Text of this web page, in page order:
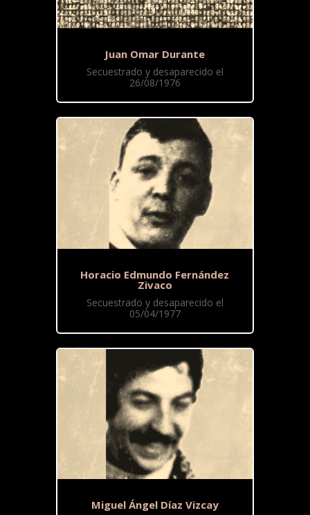
Juan Omar Durante
Secuestrado y desaparecido el
26/08/1976
Horacio Edmundo Fernández
Zivaco
Secuestrado y desaparecido el
05/04/1977
Miguel Ángel Díaz Vizcay